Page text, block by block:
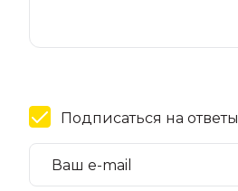
Подписаться на ответы